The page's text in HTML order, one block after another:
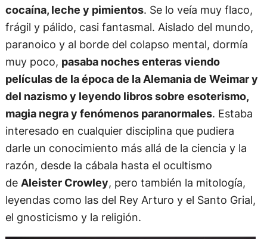
cocaína, leche y pimientos. Se lo veía muy flaco,
frágil y pálido, casi fantasmal. Aislado del mundo,
paranoico y al borde del colapso mental, dormía
muy poco, pasaba noches enteras viendo
películas de la época de la Alemania de Weimar y
del nazismo y leyendo libros sobre esoterismo,
magia negra y fenómenos paranormales. Estaba
interesado en cualquier disciplina que pudiera
darle un conocimiento más allá de la ciencia y la
razón, desde la cábala hasta el ocultismo
de Aleister Crowley, pero también la mitología,
leyendas como las del Rey Arturo y el Santo Grial,
el gnosticismo y la religión.